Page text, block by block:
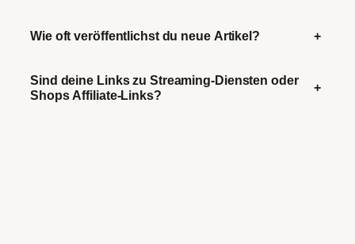
Wie oft veröffentlichst du neue Artikel? +
Sind deine Links zu Streaming-Diensten oder
Shops Affiliate-Links?
+